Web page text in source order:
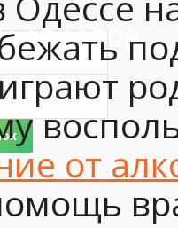
от запоя
от